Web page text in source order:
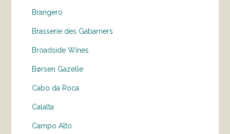
Brangero
Brasserie des Gabarriers
Broadside Wines
Børsen Gazelle
Cabo da Roca
Calalta
Campo Alto